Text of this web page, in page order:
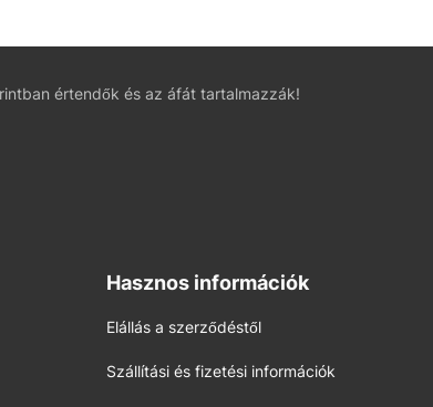
értendők és az áfát tartalmazzák!
Hasznos információk
Elállás a szerződéstől
Szállítási és fizetési információk